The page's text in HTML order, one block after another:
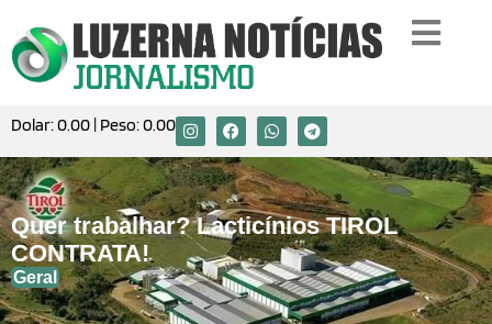
Dolar:0.00 | Peso:0.00
Quer trabalhar? Lacticínios TIROL
CONTRATA!
Geral